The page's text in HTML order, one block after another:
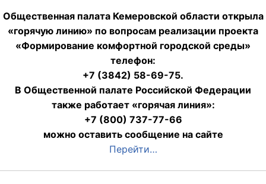
Общественная палата Кемеровской области открыла
«горячую линию» по вопросам реализации проекта
«Формирование комфортной городской среды»
телефон:
+7 (3842) 58-69-75.
В Общественной палате Российской Федерации
также работает «горячая линия»:
+7 (800) 737-77-66
можно оставить сообщение на сайте
Перейти…